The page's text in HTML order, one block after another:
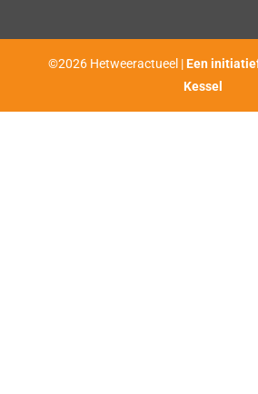
©2026 Hetweeractueel |Een
Kessel